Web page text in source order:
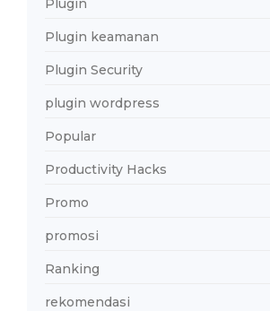
Plugin
Plugin keamanan
Plugin Security
plugin wordpress
Popular
Productivity Hacks
Promo
promosi
Ranking
rekomendasi